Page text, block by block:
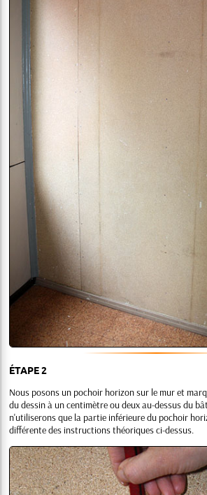
ÉTAPE 2
Nous posons un pochoir horizon sur le mur et
du dessin à un centimètre ou deux au-dessus du
n'utiliserons que la partie inférieure du pochoir
différente des instructions théoriques ci-dessus.